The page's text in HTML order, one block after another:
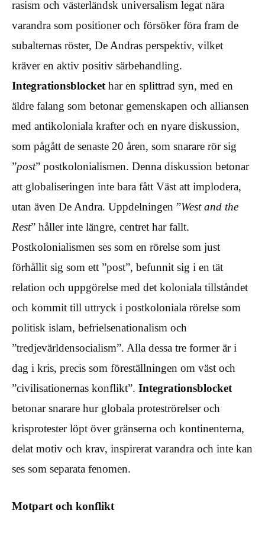
rasism och västerländsk universalism legat nära
varandra som positioner och försöker föra fram de
subalternas röster, De Andras perspektiv, vilket
kräver en aktiv positiv särbehandling.
Integrationsblockethar en splittrad syn, med en
äldre falang som betonar gemenskapen och alliansen
med antikoloniala krafter och en nyare diskussion,
som pågått de senaste 20 åren, som snarare rör sig
”post” postkolonialismen. Denna diskussion betonar
att globaliseringen inte bara fått Väst att implodera,
utan även De Andra. Uppdelningen ”West and the
Rest” håller inte längre, centret har fallt.
Postkolonialismen ses som en rörelse som just
förhållit sig som ett ”post”, befunnit sig i en tät
relation och uppgörelse med det koloniala tillståndet
och kommit till uttryck i postkoloniala rörelse som
politisk islam, befrielsenationalism och
”tredjevärldensocialism”. Alla dessa tre former är i
dag i kris, precis som föreställningen om väst och
”civilisationernas konflikt”. Integrationsblocket
betonar snarare hur globala proteströrelser och
krisprotester löpt över gränserna och kontinenterna,
delat motiv och krav, inspirerat varandra och inte kan
ses som separata fenomen.
Motpart och konflikt